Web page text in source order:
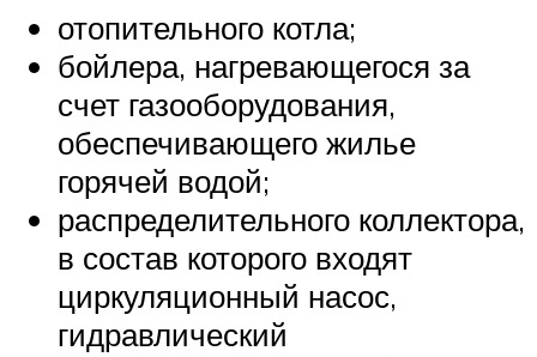
отопительного котла;
бойлера, нагревающегося за
счет газооборудования,
обеспечивающего жилье
горячей водой;
распределительного коллектора,
в состав которого входят
циркуляционный насос,
гидравлический